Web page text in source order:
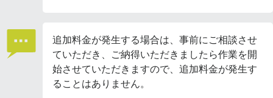
追加料金が発生する場合は、事前にご相談させ
ていただき、ご納得いただきましたら作業を開
始させていただきますので、追加料金が発生す
ることはありません。